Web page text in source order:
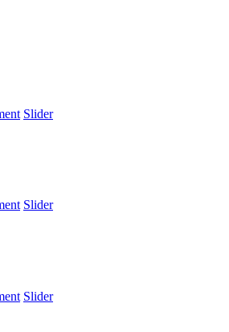
Slider
Slider
Slider